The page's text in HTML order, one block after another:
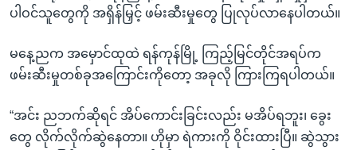
ပါဝင်သူတွေကို အရှိန်မြှင့် ဖမ်းဆီးမှုတွေ ပြုလုပ်လာနေပါတယ်။
မနေ့ညက အမှောင်ထုထဲ ရန်ကုန်မြို့ ကြည့်မြင်တိုင်အရပ်က
ဖမ်းဆီးမှုတစ်ခုအကြောင်းကိုတော့ အခုလို ကြားကြရပါတယ်။
“အင်း ညဘက်ဆိုရင် အိပ်ကောင်းခြင်းလည်း မအိပ်ရဘူး၊ ခွေး
တွေ လိုက်လိုက်ဆွဲနေတာ။ ဟိုမှာ ရဲကားကို ဝိုင်းထားပြီ။ ဆွဲသွား